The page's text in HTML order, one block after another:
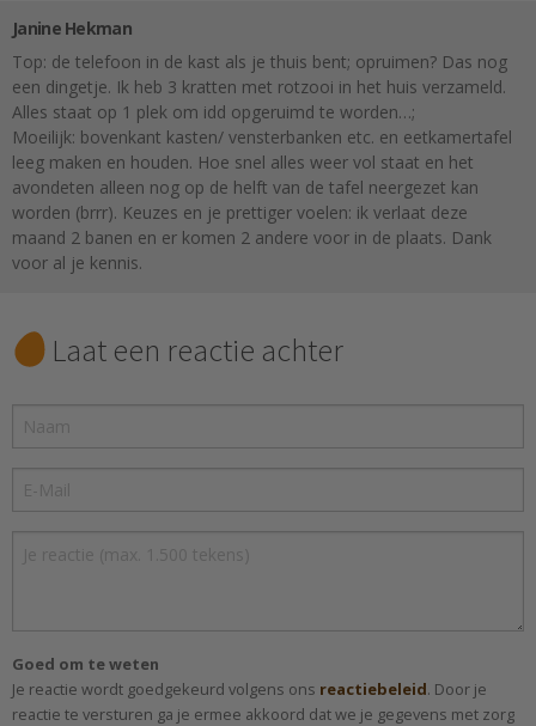
Janine Hekman
Top: de telefoon in de kast als je thuis bent; opruimen? Das nog
een dingetje. Ik heb 3 kratten met rotzooi in het huis verzameld.
Alles staat op 1 plek om idd opgeruimd te worden…;
Moeilijk: bovenkant kasten/ vensterbanken etc. en eetkamertafel
leeg maken en houden. Hoe snel alles weer vol staat en het
avondeten alleen nog op de helft van de tafel neergezet kan
worden (brrr). Keuzes en je prettiger voelen: ik verlaat deze
maand 2 banen en er komen 2 andere voor in de plaats. Dank
voor al je kennis.
Laat een reactie achter
Goed om te weten
Je reactie wordt goedgekeurd volgens ons reactiebeleid. Door je
reactie te versturen ga je ermee akkoord dat we je gegevens met zorg